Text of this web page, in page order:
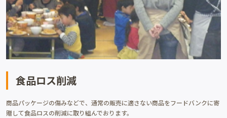
食品ロス削減
商品パッケージの傷みなどで、通常の販売に適さない商品をフードバンクに寄
贈して食品ロスの削減に取り組んでおります。